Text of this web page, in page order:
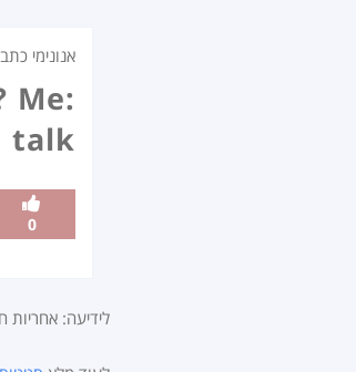
אנונימי
Me:
0
לידיעה: